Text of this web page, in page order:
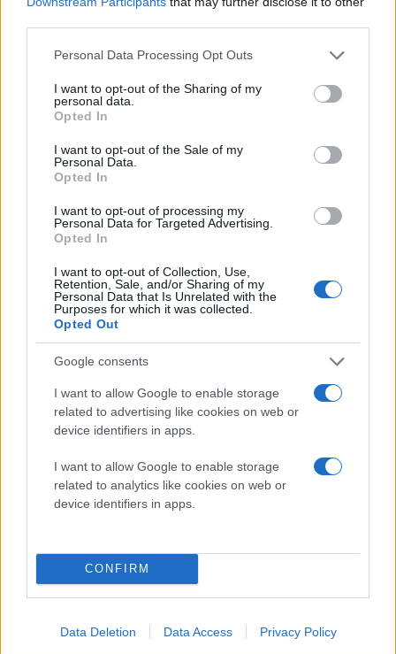
Please note that this website/app uses one or more Google
not limited to your visit or usage behaviour. You may click to
grant or deny consent to Google and its third-party tags to
use your data for below specified purposes in below Google
consent section.
Personal Data Processing Opt Outs
I want to opt-out of the Sharing of my
personal data.
Opted In
I want to opt-out of the Sale of my
Personal Data.
Opted In
I want to opt-out of processing my
Personal Data for Targeted Advertising.
Opted In
I want to opt-out of Collection, Use,
Retention, Sale, and/or Sharing of my
Personal Data that Is Unrelated with the
Purposes for which it was collected.
Opted Out
Google consents
I want to allow Google to enable storage
related to advertising like cookies on web or
device identifiers in apps.
I want to allow Google to enable storage
related to analytics like cookies on web or
device identifiers in apps.
CONFIRM
Data Deletion Data Access Privacy Policy
Αρχικά, η προβολή αυτών των tweets γινόταν από
ακολουθούσαν ήδη αυτές τις εταιρείες στο twitter.
Από σήμερα, ωστόσο, ξεκινά δοκιμαστικά η προβολή
αυτών των tweets σε όλους τους χρήστες
ανεξαρτήτως στις mobile εφαρμογές της υπηρεσίας.
Για τους διαφημιστές προστέθηκε, επίσης, η
δυνατότητα να μπορούν να στοχεύουν τις καμπάνιες
τους ειδικά για desktop υπολογιστές, iOS, Android ή
άλλες συσκευές. Εναλλακτικά, η προεπιλεγμένη
ρύθμιση αφορά κοινή καμπάνια σε όλο το εύρος
συσκευών.
Ακολουθήστε το
Newsγια να